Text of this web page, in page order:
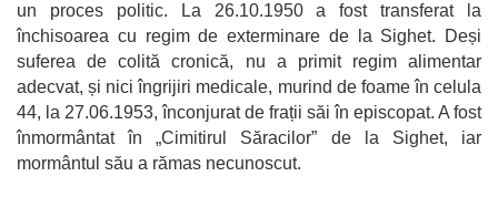
un proces politic. La 26.10.1950 a fost transferat la
închisoarea cu regim de exterminare de la Sighet. Deși
suferea de colită cronică, nu a primit regim alimentar
adecvat, și nici îngrijiri medicale, murind de foame în celula
44, la 27.06.1953, înconjurat de frații săi în episcopat. A fost
înmormântat în „Cimitirul Săracilor” de la Sighet, iar
mormântul său a rămas necunoscut.